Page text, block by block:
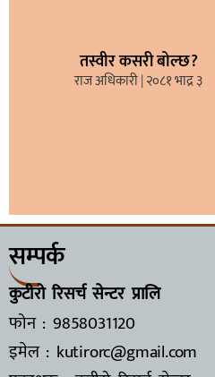
तस्वीर कसरी बोल्छ?
राज अधिकारी २०८१ भाद्र ३
सम्पर्क
कुटीरो रिसर्च सेन्टर प्रालि
फोन : 9858031120
इमेल : kutirorc@gmail.com